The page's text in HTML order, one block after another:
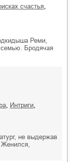
счастья
Реми,
семью. Бродячая
интриги
не выдержав
Женился,